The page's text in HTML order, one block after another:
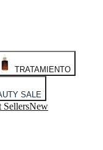
TRATAMIENTO
SALE
SellersNew